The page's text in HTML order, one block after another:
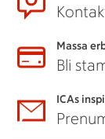
Massa
Bli
ICAs